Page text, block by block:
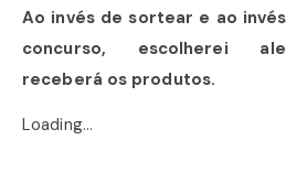
Ao invés de sortear e ao
concurso, escolherei
receberá os produtos.
Loading…